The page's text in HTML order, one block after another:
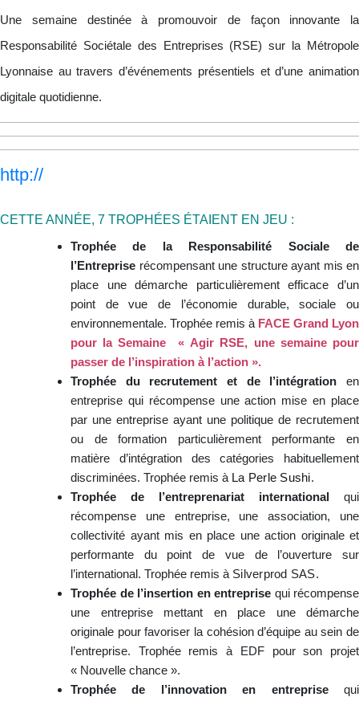
Une semaine destinée à promouvoir de façon innovante la
Responsabilité Sociétale des Entreprises (RSE) sur la Métropole
Lyonnaise au travers d’événements présentiels et d’une animation
digitale quotidienne.
http://
CETTE ANNÉE, 7 TROPHÉES ÉTAIENT EN JEU :
Trophée de la Responsabilité Sociale de
l’Entreprise récompensant une structure ayant mis en
place une démarche particulièrement efficace d’un
point de vue de l’économie durable, sociale ou
environnementale. Trophée remis à FACE Grand Lyon
pour la Semaine « Agir RSE, une semaine pour
passer de l’inspiration à l’action ».
Trophée du recrutement et de l’intégration en
entreprise qui récompense une action mise en place
par une entreprise ayant une politique de recrutement
ou de formation particulièrement performante en
matière d’intégration des catégories habituellement
discriminées. Trophée remis à La Perle Sushi.
Trophée de l’entreprenariat international qui
récompense une entreprise, une association, une
collectivité ayant mis en place une action originale et
performante du point de vue de l’ouverture sur
l’international. Trophée remis à Silverprod SAS.
Trophée de l’insertion en entreprise qui récompense
une entreprise mettant en place une démarche
originale pour favoriser la cohésion d’équipe au sein de
l’entreprise. Trophée remis à EDF pour son projet
« Nouvelle chance ».
Trophée de l’innovation en entreprisequi